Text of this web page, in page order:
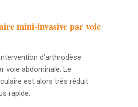
mini-invasive par voie
d’arthrodèse
voie abdominale. Le
est alors très réduit
rapide.